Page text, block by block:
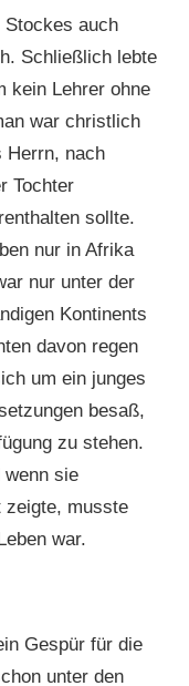
Stockes auch
Schließlich lebte
kein Lehrer ohne
war christlich
Herrn, nach
Tochter
sollte.
nur in Afrika
nur unter der
Kontinents
davon regen
um ein junges
besaß,
zu stehen.
wenn sie
zeigte, musste
war.
Gespür für die
unter den